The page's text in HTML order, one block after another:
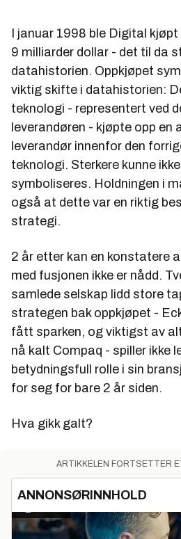
I januar 1998 ble Digital
9 milliarder dollar - det til da
datahistorien. Oppkjøpet
viktig skifte i datahistorien:
teknologi - representert ved
leverandøren - kjøpte opp en
leverandør innenfor den
teknologi. Sterkere kunne
symboliseres. Holdningen i
også at dette var en riktig
strategi.
2 år etter kan en konstatere
med fusjonen ikke er nådd.
samlede selskap lidd store
strategen bak oppkjøpet -
fått sparken, og viktigst av
nå kalt Compaq - spiller ikke
betydningsfull rolle i sin
for seg for bare 2 år siden.
Hva gikk galt?
ARTIKKELEN FORTSETTER
ANNONSØRINNHOLD